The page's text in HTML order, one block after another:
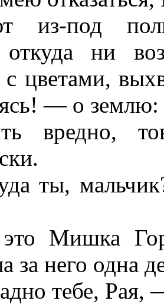
из-под
ни
цветами,
— о землю:
вредно,
ты,
Мишка
за него одна
тебе, Рая,